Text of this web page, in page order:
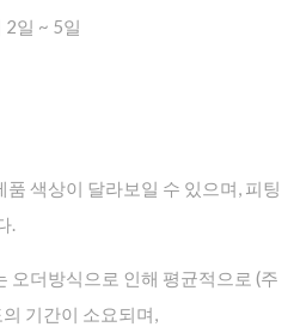
2일 ~ 5일
색상이 달라보일 수 있으며, 피팅
.
오더방식으로 인해 평균적으로 (주
기간이 소요되며,